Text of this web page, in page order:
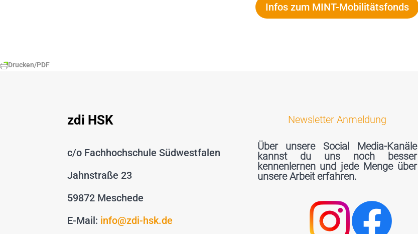
Infos zum MINT-Mobilitätsfonds
Drucken/PDF
zdi HSK
c/o Fachhochschule Südwestfalen
Jahnstraße 23
59872 Meschede
E-Mail: info@zdi-hsk.de
Newsletter Anmeldung
Über unsere Social Media-Kanäle
kannst du uns noch besser
kennenlernen und jede Menge über
unsere Arbeit erfahren.